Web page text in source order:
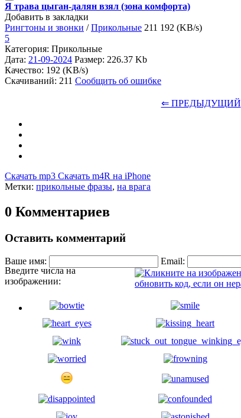
Я трава цыган-далян взял (зона комфорта)
Добавить в закладки
Рингтоны и звонки /Прикольные 211 192 (KB/s)
5
Категория: Прикольные
Дата: 21-09-2024 Размер: 226.37 Kb
Качество: 192 (KB/s)
Скачиваний: 211 Сообщить об ошибке
⇐ ПРЕДЫДУЩИЙ
Скачать mp3 Скачать m4R на iPhone
Метки: прикольные фразы, на врага
0 Комментариев
Оставить комментарий
Ваше имя:
Email:
Введите числа на
изображении: